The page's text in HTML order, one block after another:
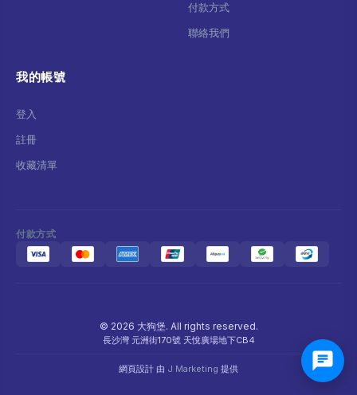
付款方式
聯絡我們
我的帳號
登入
註冊
收藏清單
付款方式
© 2026 大狗堡. All rights reserved.
長沙灣 元洲街170號 天悅廣場地下CB4
網頁設計 由 J Marketing 提供